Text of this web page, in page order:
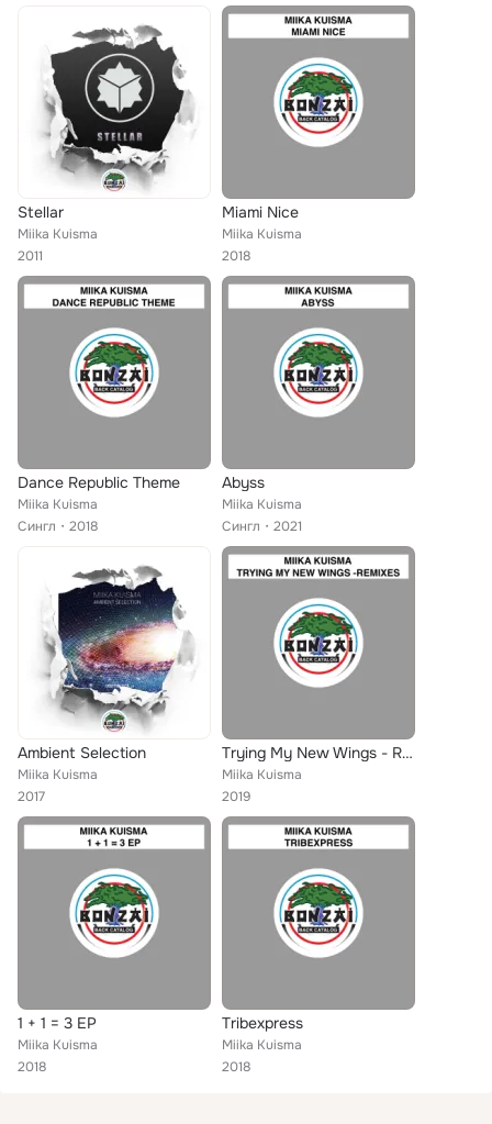
Stellar
Miika Kuisma
2011
Miami Nice
Miika Kuisma
2018
Dance Republic Theme
Miika Kuisma
Сингл
2018
Abyss
Miika Kuisma
Сингл
2021
Ambient Selection
Miika Kuisma
2017
Trying My New Wings - Remixes
Miika Kuisma
2019
1 + 1 = 3 EP
Miika Kuisma
2018
Tribexpress
Miika Kuisma
2018